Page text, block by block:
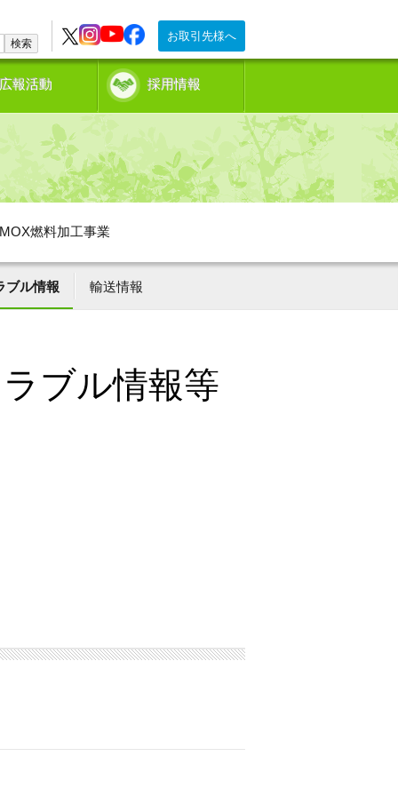
お取引先様へ
検索
広報活動 採用情報
MOX燃料加工事業
ブル情報 輸送情報
ブル情報等